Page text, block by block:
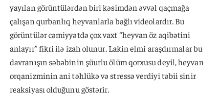
yayılan görüntülərdən biri kəsimdən əvvəl qaçmağa
çalışan qurbanlıq heyvanlarla bağlı videolardır. Bu
görüntülər cəmiyyətdə çox vaxt “heyvan öz aqibətini
anlayır” fikri ilə izah olunur. Lakin elmi araşdırmalar bu
davranışın səbəbinin şüurlu ölüm qorxusu deyil, heyvan
orqanizminin ani təhlükə və stressə verdiyi təbii sinir
reaksiyası olduğunu göstərir.